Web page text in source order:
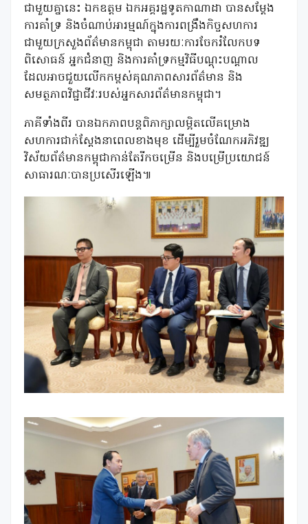
ជាមួយគ្នានេះ ឯកឧត្តម ឯកអគ្គរដ្ឋទូតកាណាដា បានសម្តែង
ការគាំទ្រ និងចំណាប់អារម្មណ៍ក្នុងការពង្រឹងកិច្ចសហការ
ជាមួយក្រសួងព័ត៌មានកម្ពុជា តាមរយៈការចែករំលែកបទ
ពិសោធន៍ អ្នកជំនាញ និងការគាំទ្រកម្មវិធីបណ្តុះបណ្តាល
ដែលអាចជួយលើកកម្ពស់គុណភាពសារព័ត៌មាន និង
សមត្ថភាពវិជ្ជាជីវៈរបស់អ្នកសារព័ត៌មានកម្ពុជា។
ភាគីទាំងពីរ បានឯកភាពបន្តពិភាក្សាលម្អិតលើគម្រោង
សហការជាក់ស្តែងនាពេលខាងមុខ ដើម្បីរួមចំណែកអភិវឌ្ឍ
វិស័យព័ត៌មានកម្ពុជាកាន់តែរីកចម្រើន និងបម្រើប្រយោជន៍
សាធារណៈបានប្រសើរឡើង៕